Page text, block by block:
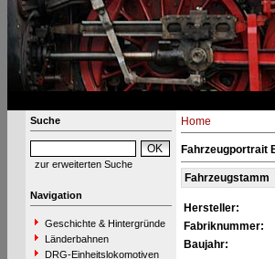
Suche
zur erweiterten Suche
Navigation
Geschichte & Hintergründe
Länderbahnen
DRG-Einheitslokomotiven
Home
Fahrzeugportrait
Fahrzeugstamm
Hersteller:
Fabriknummer:
Baujahr: